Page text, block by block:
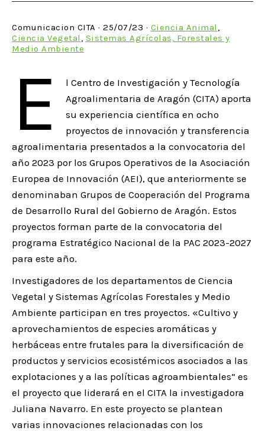
Comunicacion CITA · 25/07/23 · Ciencia Animal
Ciencia Vegetal
Sistemas Agrícolas, Forestales y
Medio Ambiente
E
l Centro de Investigación y Tecnología
Agroalimentaria de Aragón (CITA) aporta
su experiencia científica en ocho
proyectos de innovación y transferencia
agroalimentaria presentados a la convocatoria del
año 2023 por los Grupos Operativos de la Asociación
Europea de Innovación (AEI), que anteriormente se
denominaban Grupos de Cooperación del Programa
de Desarrollo Rural del Gobierno de Aragón. Estos
proyectos forman parte de la convocatoria del
programa Estratégico Nacional de la PAC 2023-2027
para este año.
Investigadores de los departamentos de Ciencia
Vegetal y Sistemas Agrícolas Forestales y Medio
Ambiente participan en tres proyectos. «Cultivo y
aprovechamientos de especies aromáticas y
herbáceas entre frutales para la diversificación de
productos y servicios ecosistémicos asociados a las
explotaciones y a las políticas agroambientales” es
el proyecto que liderará en el CITA la investigadora
Juliana Navarro. En este proyecto se plantean
varias innovaciones relacionadas con los